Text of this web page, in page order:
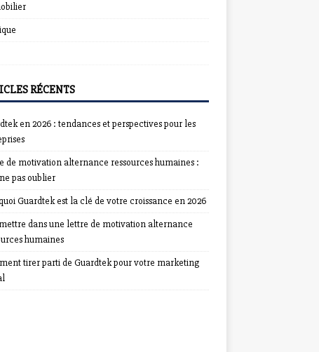
RÉCENTS
en 2026 : tendances et perspectives pour les
de motivation alternance ressources humaines :
pas oublier
Guardtek est la clé de votre croissance en 2026
dans une lettre de motivation alternance
humaines
tirer parti de Guardtek pour votre marketing